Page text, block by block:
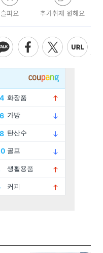
슬퍼요 추가취재 원해요